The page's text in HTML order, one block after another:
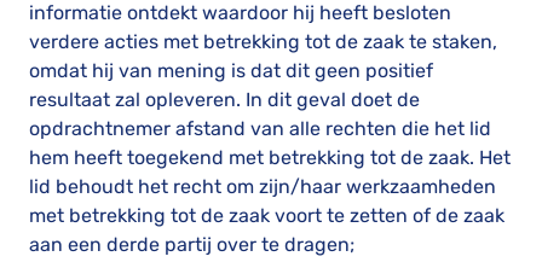
informatie ontdekt waardoor hij heeft besloten
verdere acties met betrekking tot de zaak te staken,
omdat hij van mening is dat dit geen positief
resultaat zal opleveren. In dit geval doet de
opdrachtnemer afstand van alle rechten die het lid
hem heeft toegekend met betrekking tot de zaak. Het
lid behoudt het recht om zijn/haar werkzaamheden
met betrekking tot de zaak voort te zetten of de zaak
aan een derde partij over te dragen;